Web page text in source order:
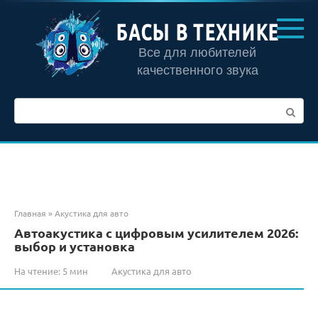
контенту
БАСЫ В ТЕХНИКЕ
Все для любителей
качественного звука
Главная »Акустика для авто
Автоакустика с цифровым усилителем 2026:
выбор и установка
На чтение: 5 мин Акустика для авто